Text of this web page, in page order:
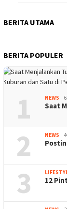
BERITA UTAMA
BERITA POPULER
1 NEWS
Saat
2 NEWS
3 12